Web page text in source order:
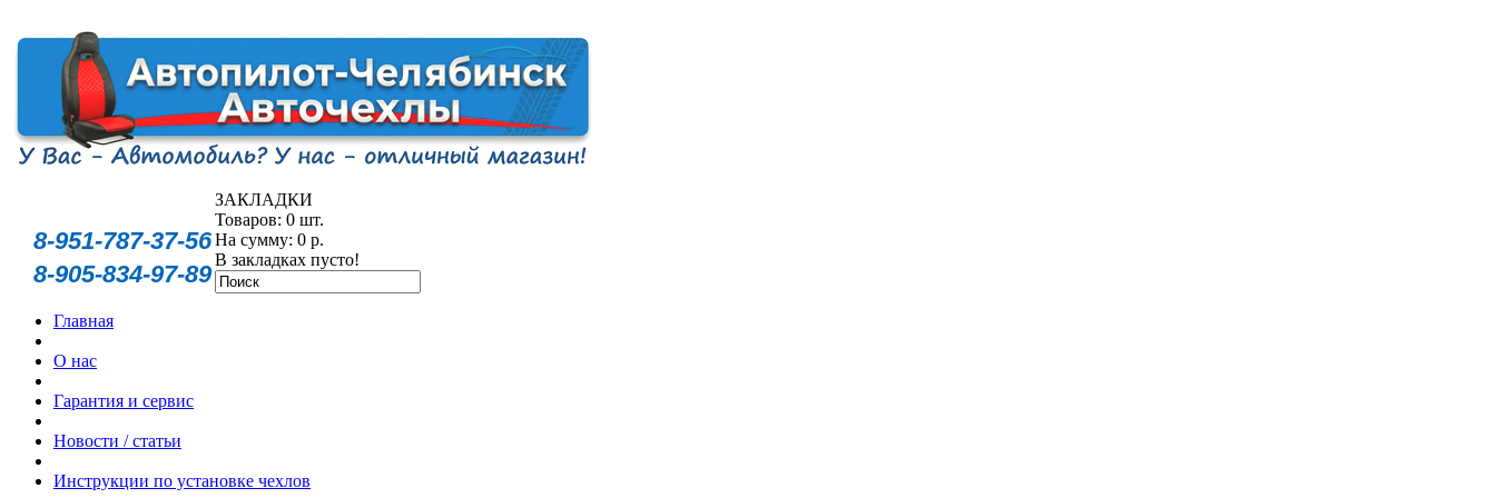
8-951-787-37-56
8-905-834-97-89
ЗАКЛАДКИ
Товаров: 0 шт.
На сумму: 0 р.
В закладках пусто!
Главная
О нас
Гарантия и сервис
Новости / статьи
Инструкции по установке чехлов